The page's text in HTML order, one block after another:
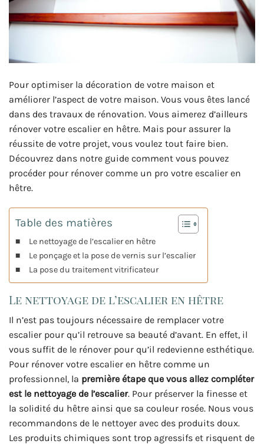
Pour optimiser la décoration de votre maison et
améliorer l’aspect de votre maison. Vous vous êtes lancé
dans des travaux de rénovation. Vous aimerez d’ailleurs
rénover votre escalier en hêtre. Mais pour assurer la
réussite de votre projet, vous voulez tout faire bien.
Découvrez dans notre guide comment vous pouvez
procéder pour rénover comme un pro votre escalier en
hêtre.
Table des matières
Le nettoyage de l’escalier en hêtre
Le ponçage et la pose de vernis sur l’escalier
La pose du traitement vitrificateur
Le nettoyage de l’escalier en hêtre
Il n’est pas toujours nécessaire de remplacer votre
escalier pour qu’il retrouve sa beauté d’avant. En effet, il
vous suffit de le rénover pour qu’il redevienne esthétique.
Pour rénover votre escalier en hêtre comme un
professionnel, la première étape que vous allez compléter
est le nettoyage de l’escalier. Pour préserver la finesse et
la solidité du hêtre ainsi que sa couleur rosée. Nous vous
recommandons de le nettoyer avec des produits doux.
Les produits chimiques sont trop agressifs et risquent de